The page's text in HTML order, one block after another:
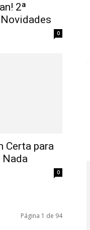
2ª
0
Certa para
0
Página 1 de 94